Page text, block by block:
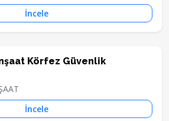
İncele
Körfez Güvenlik
İncele